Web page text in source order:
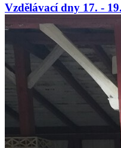
Vzdělávací dny 17. -